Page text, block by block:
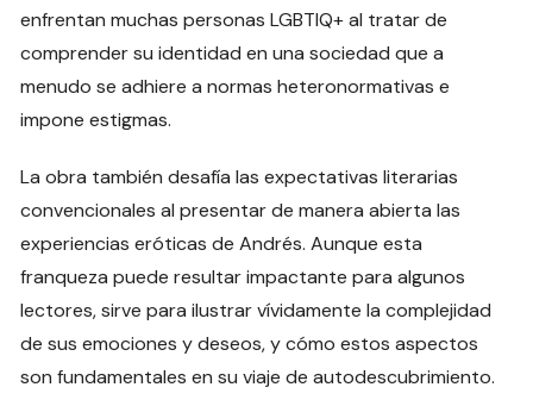
enfrentan muchas personas LGBTIQ+ al tratar de
comprender su identidad en una sociedad que a
menudo se adhiere a normas heteronormativas e
impone estigmas.
La obra también desafía las expectativas literarias
convencionales al presentar de manera abierta las
experiencias eróticas de Andrés. Aunque esta
franqueza puede resultar impactante para algunos
lectores, sirve para ilustrar vívidamente la complejidad
de sus emociones y deseos, y cómo estos aspectos
son fundamentales en su viaje de autodescubrimiento.